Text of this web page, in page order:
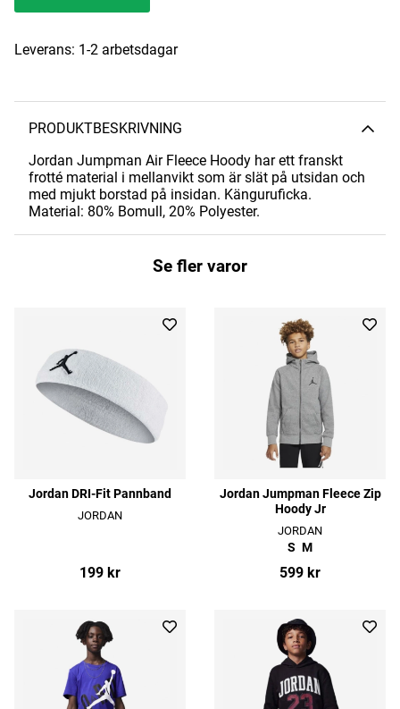
Leverans: 1-2 arbetsdagar
PRODUKTBESKRIVNING
Jordan Jumpman Air Fleece Hoody har ett franskt
frotté material i mellanvikt som är slät på utsidan och
med mjukt borstad på insidan. Känguruficka.
Material: 80% Bomull, 20% Polyester.
Se fler varor
Jordan DRI-Fit Pannband
JORDAN
199 kr
Jordan Jumpman Fleece Zip
Hoody Jr
JORDAN
S M
599 kr